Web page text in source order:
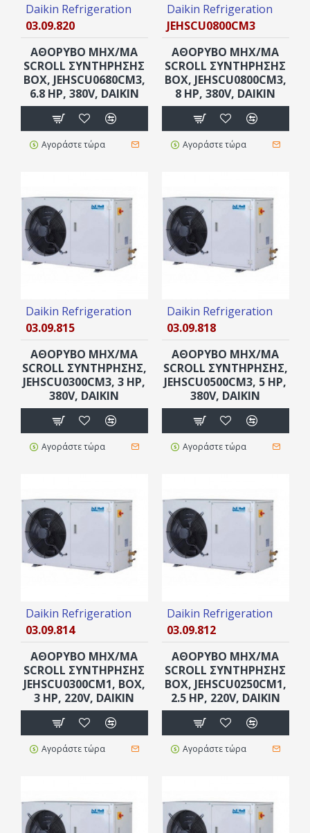
Daikin Refrigeration
03.09.820
ΑΘΟΡΥΒΟ ΜΗΧ/ΜΑ
SCROLL ΣΥΝΤΗΡΗΣΗΣ
ΒOX, JEHSCU0680CM3,
6.8 ΗΡ, 380V, DAIKIN
Αγοράστε τώρα
Daikin Refrigeration
JEHSCU0800CM3
ΑΘΟΡΥΒΟ ΜΗΧ/ΜΑ
SCROLL ΣΥΝΤΗΡΗΣΗΣ
ΒOX, JEHSCU0800CM3,
8 ΗΡ, 380V, DAIKIN
Αγοράστε τώρα
Daikin Refrigeration
03.09.815
ΑΘΟΡΥΒΟ ΜΗΧ/ΜΑ
SCROLL ΣΥΝΤΗΡΗΣΗΣ,
JEHSCU0300CM3, 3 ΗΡ,
380V, DAIKIN
Αγοράστε τώρα
Daikin Refrigeration
03.09.818
ΑΘΟΡΥΒΟ ΜΗΧ/ΜΑ
SCROLL ΣΥΝΤΗΡΗΣΗΣ,
JEHSCU0500CM3, 5 ΗΡ,
380V, DAIKIN
Αγοράστε τώρα
Daikin Refrigeration
03.09.814
ΑΘΟΡΥΒΟ ΜΗΧ/ΜΑ
SCROLL ΣΥΝΤΗΡΗΣΗΣ
JEHSCU0300CM1, ΒOX,
3 ΗΡ, 220V, DAIKIN
Αγοράστε τώρα
Daikin Refrigeration
03.09.812
ΑΘΟΡΥΒΟ ΜΗΧ/ΜΑ
SCROLL ΣΥΝΤΗΡΗΣΗΣ
ΒOX, JEHSCU0250CM1,
2.5 ΗΡ, 220V, DAIKIN
Αγοράστε τώρα